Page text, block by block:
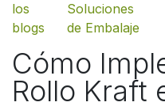
los
blogs
Soluciones
de Embalaje
Cómo
Rollo Kraft